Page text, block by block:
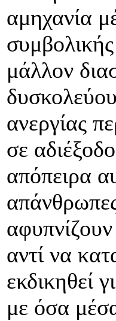
αμηχανία
μάλλον
ανεργίας
σε
απόπειρα
αντί να
εκδικηθεί
με όσα